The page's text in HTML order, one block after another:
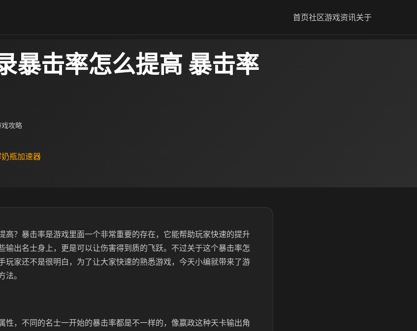
首页社区游戏资讯关于
暴击率怎么提高 暴击率
攻略
瓶加速器
高？暴击率是游戏里面一个非常重要的存在，它能帮助玩家快速的提升
输出名士身上，更是可以让伤害得到质的飞跃。不过关于这个暴击率怎
玩家还不是很明白，为了让大家快速的熟悉游戏，今天小编就带来了游
。
性，不同的名士一开始的暴击率都是不一样的，像嬴政这种天卡输出角